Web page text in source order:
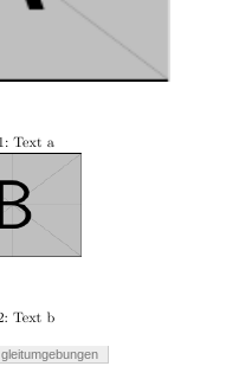
gleitumgebungen